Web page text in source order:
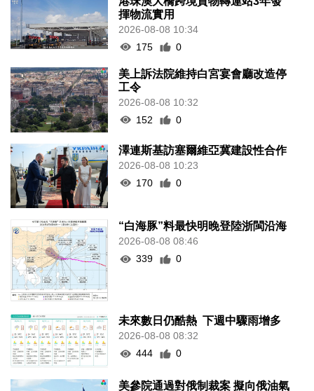
揮物流實用
2026-08-08 10:34
175
0
美上訴法院維持白宮宴會廳改造停
工令
2026-08-08 10:32
152
0
澤連斯基訪塞爾維亞冀建設性合作
2026-08-08 10:23
170
0
“白海豚”料最快明晚登陸浙閩沿海
2026-08-08 08:46
339
0
未來數日仍酷熱 下週中驟雨增多
2026-08-08 08:32
444
0
美參院通過對俄制裁案 擬向俄油氣